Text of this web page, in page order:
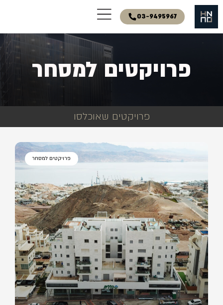
03-9495967
פרויקטים למסחר
פרויקטים שאוכלסו
פרויקטים למסחר